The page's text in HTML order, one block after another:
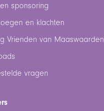
sponsoring
en klachten
Vrienden van Maaswaarden
vragen